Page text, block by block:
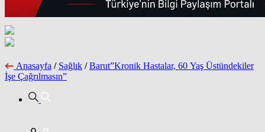
Anasayfa / Sağlık / Barut”Kronik Hastalar, 60 Yaş Üstündekiler
İşe Çağrılmasın”